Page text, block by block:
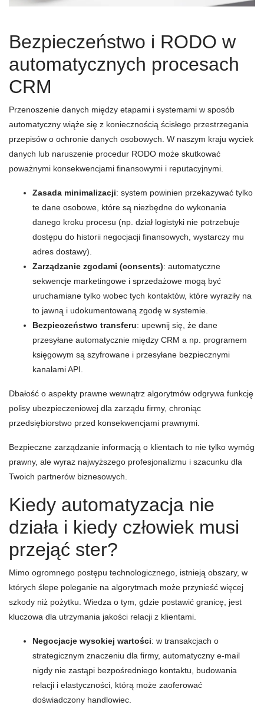
Bezpieczeństwo i RODO w
automatycznych procesach
CRM
Przenoszenie danych między etapami i systemami w sposób
automatyczny wiąże się z koniecznością ścisłego przestrzegania
przepisów o ochronie danych osobowych. W naszym kraju wyciek
danych lub naruszenie procedur RODO może skutkować
poważnymi konsekwencjami finansowymi i reputacyjnymi.
Zasada minimalizacji: system powinien przekazywać tylko
te dane osobowe, które są niezbędne do wykonania
danego kroku procesu (np. dział logistyki nie potrzebuje
dostępu do historii negocjacji finansowych, wystarczy mu
adres dostawy).
Zarządzanie zgodami (consents): automatyczne
sekwencje marketingowe i sprzedażowe mogą być
uruchamiane tylko wobec tych kontaktów, które wyraziły na
to jawną i udokumentowaną zgodę w systemie.
Bezpieczeństwo transferu: upewnij się, że dane
przesyłane automatycznie między CRM a np. programem
księgowym są szyfrowane i przesyłane bezpiecznymi
kanałami API.
Dbałość o aspekty prawne wewnątrz algorytmów odgrywa funkcję
polisy ubezpieczeniowej dla zarządu firmy, chroniąc
przedsiębiorstwo przed konsekwencjami prawnymi.
Bezpieczne zarządzanie informacją o klientach to nie tylko wymóg
prawny, ale wyraz najwyższego profesjonalizmu i szacunku dla
Twoich partnerów biznesowych.
Kiedy automatyzacja nie
działa i kiedy człowiek musi
przejąć ster?
Mimo ogromnego postępu technologicznego, istnieją obszary, w
których ślepe poleganie na algorytmach może przynieść więcej
szkody niż pożytku. Wiedza o tym, gdzie postawić granicę, jest
kluczowa dla utrzymania jakości relacji z klientami.
Negocjacje wysokiej wartości: w transakcjach o
strategicznym znaczeniu dla firmy, automatyczny e-mail
nigdy nie zastąpi bezpośredniego kontaktu, budowania
relacji i elastyczności, którą może zaoferować
doświadczony handlowiec.